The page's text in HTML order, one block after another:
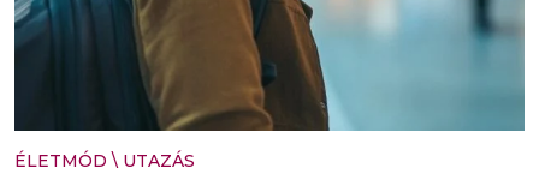
ÉLETMÓD \ UTAZÁS